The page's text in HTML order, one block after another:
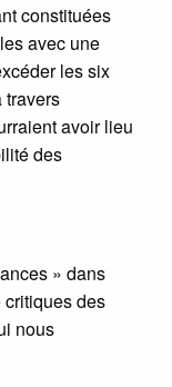
constituées
avec une
les six
travers
avoir lieu
des
» dans
des
nous